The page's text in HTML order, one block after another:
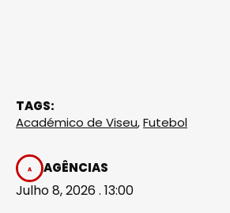
TAGS:
Académico de Viseu,Futebol
AGÊNCIAS
Julho 8, 2026 . 13:00